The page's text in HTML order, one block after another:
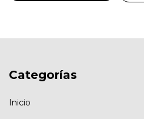
Categorías
Inicio